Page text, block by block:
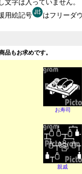
文字は入っていません。
用絵記号
はフリーダ
品もお求めです。
お寿司
親戚